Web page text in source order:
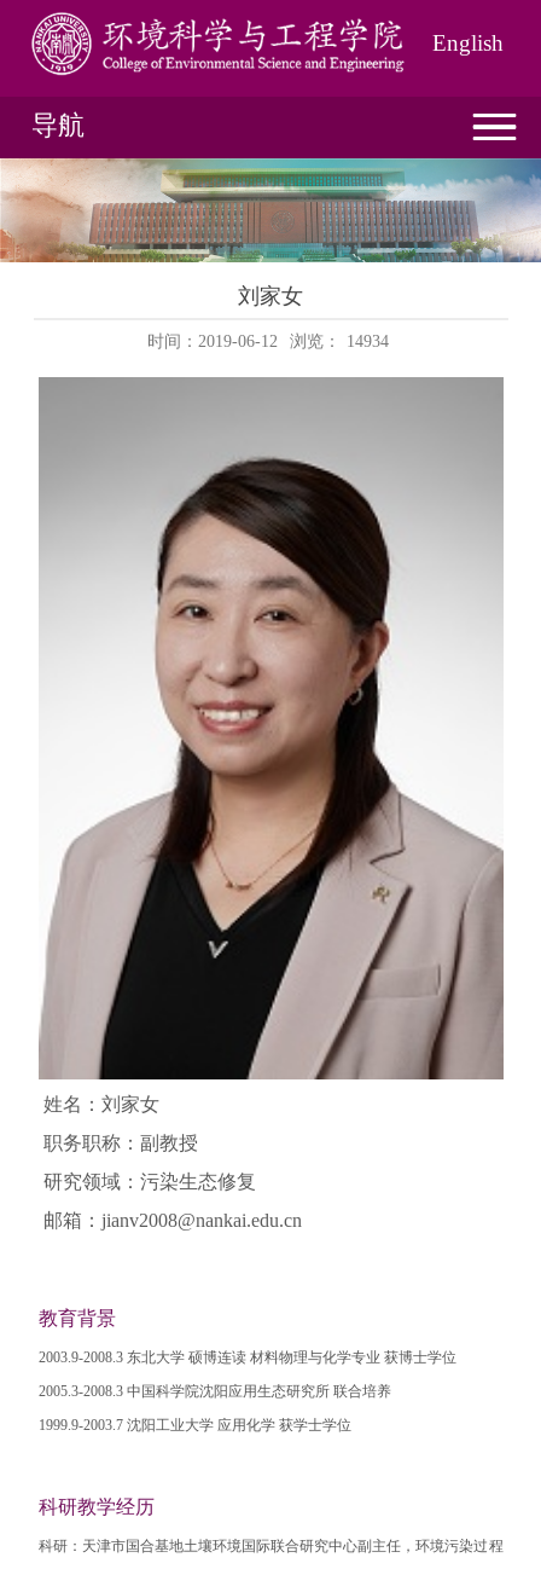
English
导航
刘家女
时间：2019-06-12 浏览： 14934
姓名：刘家女
职务职称：副教授
研究领域：污染生态修复
邮箱：jianv2008@nankai.edu.cn
教育背景
2003.9-2008.3 东北大学 硕博连读 材料物理与化学专业 获博士学位
2005.3-2008.3 中国科学院沈阳应用生态研究所 联合培养
1999.9-2003.7 沈阳工业大学 应用化学 获学士学位
科研教学经历
科研：天津市国合基地土壤环境国际联合研究中心副主任，环境污染过程